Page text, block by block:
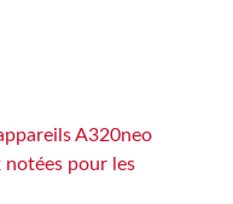
A320neo
pour les